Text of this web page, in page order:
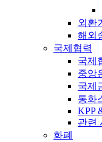
외환
해외
국제협력
국제
중앙
국제
통화
KPP
관련
화폐